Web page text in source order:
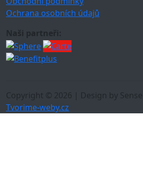
Ochrana osobních údajů
Naši partneři:
Copyright © 2026 | Design by
Tvorime-weby.cz